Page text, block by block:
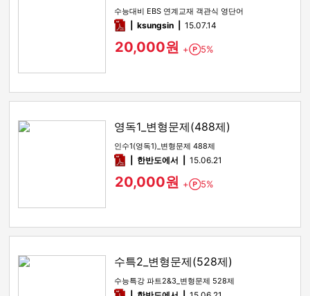
수능대비 EBS 연계교재 객관식 영단어
pdfksungsin 15.07.14
20,000원 + Point
5%
영독1_변형문제(488제)
인수1(영독1)_변형문제 488제
pdf한반도에서 15.06.21
20,000원 + Point
5%
수특2_변형문제(528제)
수능특강 파트2&3_변형문제 528제